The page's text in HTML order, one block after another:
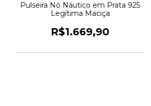
Pulseira Nó Náutico em Prata 925
Legítima Maciça
R$1.669,90